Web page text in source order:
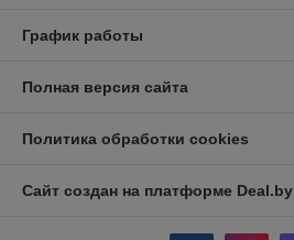
График работы
Полная версия сайта
Политика обработки cookies
Сайт создан на платформе Deal.by